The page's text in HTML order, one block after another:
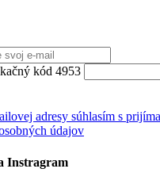
kód 4953
adresy súhlasím s
údajov
Instragram